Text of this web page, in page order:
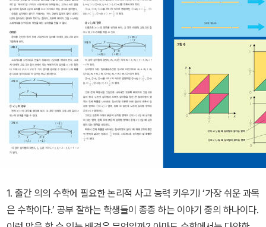
1. 출간 의의 수학에 필요한 논리적 사고 능력 키우기! ‘가장 쉬운 과목
은 수학이다.’ 공부 잘하는 학생들이 종종 하는 이야기 중의 하나이다.